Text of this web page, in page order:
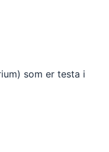
som er testa i